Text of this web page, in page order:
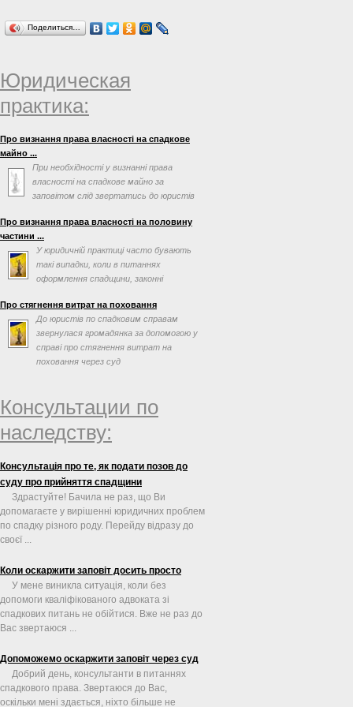
Поделиться…
Юридическая
практика:
Про визнання права власності на спадкове
майно ...
При необхідності у визнанні права
власності на спадкове майно за
заповітом слід звертатись до юристів
Про визнання права власності на половину
частини ...
У юридичній практиці часто бувають
такі випадки, коли в питаннях
оформлення спадщини, законні
Про стягнення витрат на поховання
До юристів по спадковим справам
звернулася громадянка за допомогою у
справі про стягнення витрат на
поховання через суд
Консультации по
наследству:
Консультація про те, як подати позов до
суду про прийняття спадщини
Здрастуйте! Бачила не раз, що Ви
допомагаєте у вирішенні юридичних проблем
по спадку різного роду. Перейду відразу до
своєї ...
Коли оскаржити заповіт досить просто
У мене виникла ситуація, коли без
допомоги кваліфікованого адвоката зі
спадкових питань не обійтися. Вже не раз до
Вас звертаюся ...
Допоможемо оскаржити заповіт через суд
Добрий день, консультанти в питаннях
спадкового права. Звертаюся до Вас,
оскільки мені здається, ніхто більше не